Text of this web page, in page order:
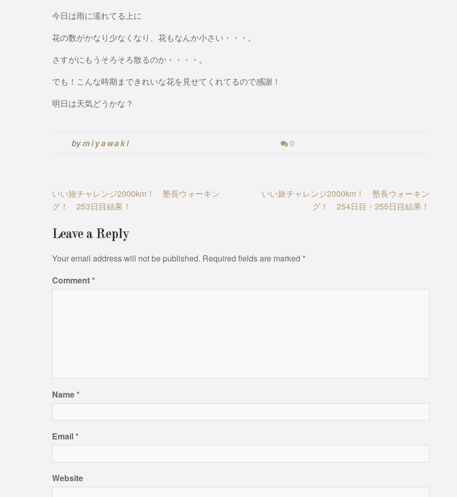
今日は雨に濡れてる上に
花の数がかなり少なくなり、花もなんか小さい・・・。
さすがにもうそろそろ散るのか・・・・。
でも！こんな時期まできれいな花を見せてくれてるので感謝！
明日は天気どうかな？
bymiyawaki 0
Post
navigation
いい旅チャレンジ2000km！ 塾長ウォーキン
グ！ 253日目結果！
いい旅チャレンジ2000km！ 塾長ウォーキン
グ！ 254日目・255日目結果！
Leave a Reply
Your email address will not be published. Required fields are marked *
Comment*
Name*
Email*
Website